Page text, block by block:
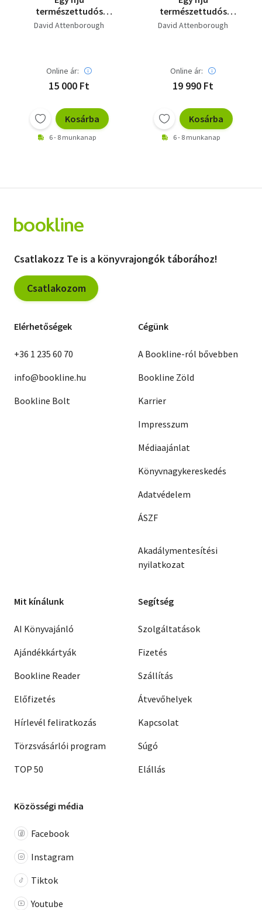
Vallástermészettudós
történetei
David Attenborough
Online ár:
15 000 Ft
Kosárba
6 - 8 munkanap
természettudós
történetei
David Attenborough
Online ár:
19 990 Ft
Kosárba
6 - 8 munkanap
Csatlakozz Te is a könyvrajongók táborához!
Csatlakozom
Elérhetőségek
+36 1 235 60 70
info@bookline.hu
Bookline Bolt
Cégünk
A Bookline-ról bővebben
Bookline Zöld
Karrier
Impresszum
Médiaajánlat
Könyvnagykereskedés
Adatvédelem
ÁSZF
Akadálymentesítési
nyilatkozat
Mit kínálunk
AI Könyvajánló
Ajándékkártyák
Bookline Reader
Előfizetés
Hírlevél feliratkozás
Törzsvásárlói program
TOP 50
Segítség
Szolgáltatások
Fizetés
Szállítás
Átvevőhelyek
Kapcsolat
Súgó
Elállás
Közösségi média
Facebook
Instagram
Tiktok
Youtube